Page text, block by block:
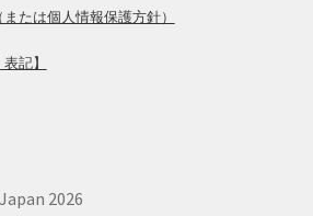
たは個人情報保護方針）
記】
2026